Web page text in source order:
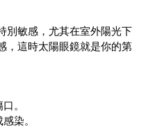
別敏感，尤其在室外陽光下
，這時太陽眼鏡就是你的第
。
染。